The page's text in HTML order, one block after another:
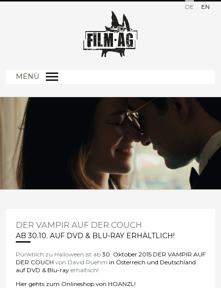
DE EN
MENÜ
DER VAMPIR AUF DER COUCH
AB 30.10. AUF DVD & BLU-RAY ERHÄLTLICH!
Pünktlich zu Halloween ist ab30. Oktober 2015 DER VAMPIR AUF
DER COUCH von David Ruehm in Österreich und Deutschland
auf DVD & Blu-ray erhältlich!
Hier gehts zum Onlineshop von HOANZL!